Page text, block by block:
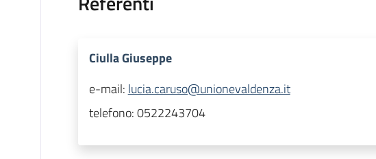
Ciulla Giuseppe
e-mail: lucia.caruso@unionevaldenza.it
telefono:0522243704